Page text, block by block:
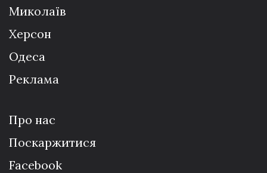
Миколаїв
Херсон
Одеса
Реклама
Про нас
Поскаржитися
Facebook